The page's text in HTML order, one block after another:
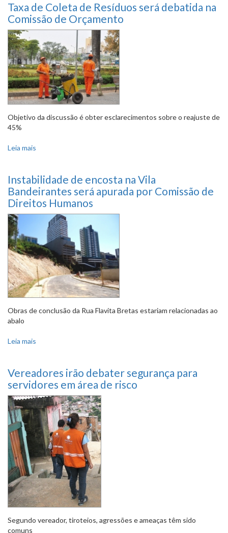
Taxa de Coleta de Resíduos será debatida na
Comissão de Orçamento
Objetivo da discussão é obter esclarecimentos sobre o reajuste de
45%
Leia mais
Instabilidade de encosta na Vila
Bandeirantes será apurada por Comissão de
Direitos Humanos
Obras de conclusão da Rua Flavita Bretas estariam relacionadas ao
abalo
Leia mais
Vereadores irão debater segurança para
servidores em área de risco
Segundo vereador, tiroteios, agressões e ameaças têm sido
comuns